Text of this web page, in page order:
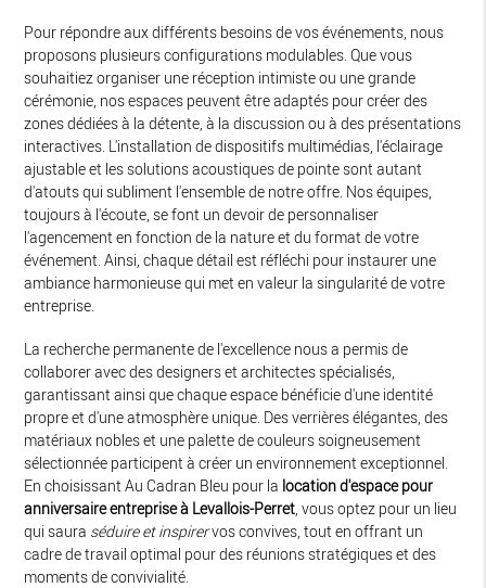
Pour répondre aux différents besoins de vos événements, nous
proposons plusieurs configurations modulables. Que vous
souhaitiez organiser une réception intimiste ou une grande
cérémonie, nos espaces peuvent être adaptés pour créer des
zones dédiées à la détente, à la discussion ou à des présentations
interactives. L'installation de dispositifs multimédias, l'éclairage
ajustable et les solutions acoustiques de pointe sont autant
d'atouts qui subliment l'ensemble de notre offre. Nos équipes,
toujours à l'écoute, se font un devoir de personnaliser
l'agencement en fonction de la nature et du format de votre
événement. Ainsi, chaque détail est réfléchi pour instaurer une
ambiance harmonieuse qui met en valeur la singularité de votre
entreprise.
La recherche permanente de l'excellence nous a permis de
collaborer avec des designers et architectes spécialisés,
garantissant ainsi que chaque espace bénéficie d'une identité
propre et d'une atmosphère unique. Des verrières élégantes, des
matériaux nobles et une palette de couleurs soigneusement
sélectionnée participent à créer un environnement exceptionnel.
En choisissant Au Cadran Bleu pour la location d'espace pour
anniversaire entreprise à Levallois-Perret , vous optez pour un lieu
qui saura séduire et inspirervos convives, tout en offrant un
cadre de travail optimal pour des réunions stratégiques et des
moments de convivialité.